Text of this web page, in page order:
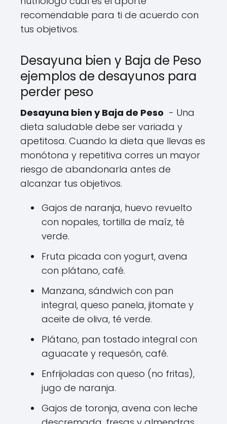
recomendable para ti de acuerdo con
tus objetivos.
Desayuna bien y Baja de Peso
ejemplos de desayunos para
perder peso
Desayuna bien y Baja de Peso - Una
dieta saludable debe ser variada y
apetitosa. Cuando la dieta que llevas es
monótona y repetitiva corres un mayor
riesgo de abandonarla antes de
alcanzar tus objetivos.
Gajos de naranja, huevo revuelto
con nopales, tortilla de maíz, té
verde.
Fruta picada con yogurt, avena
con plátano, café.
Manzana, sándwich con pan
integral, queso panela, jitomate y
aceite de oliva, té verde.
Plátano, pan tostado integral con
aguacate y requesón, café.
Enfrijoladas con queso (no fritas),
jugo de naranja.
Gajos de toronja, avena con leche